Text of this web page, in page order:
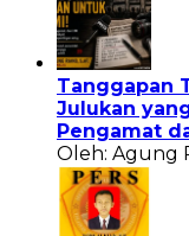
Tanggapan
Julukan
Pengamat
Oleh: Agung